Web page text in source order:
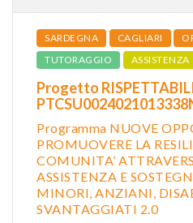
SARDEGNA CAGLIARI
TUTORAGGIO
ASSISTENZA
Progetto
Programma NUOVE
PROMUOVERE LA
COMUNITA’
ASSISTENZA E
MINORI, ANZIANI,
SVANTAGGIATI 2.0